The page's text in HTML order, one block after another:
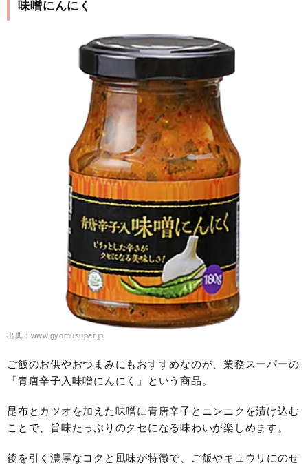
味噌にんにく
出典：www.gyomusuper.jp
ご飯のお供やおつまみにもおすすめなのが、業務スーパーの
「青唐辛子入味噌にんにく」という商品。
昆布とカツオを加えた味噌に青唐辛子とニンニクを漬け込む
ことで、旨味たっぷりのクセになる味わいが楽しめます。
後を引く濃厚なコクと風味が特徴で、ご飯やキュウリにのせ